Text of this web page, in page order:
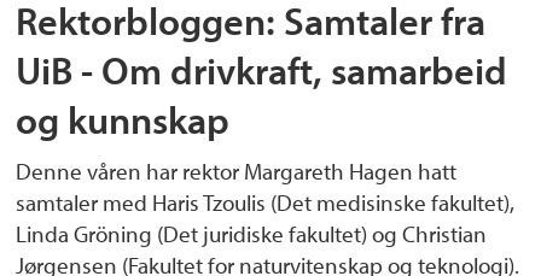
Rektorbloggen: Samtaler fra
UiB - Om drivkraft, samarbeid
og kunnskap
Denne våren har rektor Margareth Hagen hatt
samtaler med Haris Tzoulis (Det medisinske fakultet),
Linda Gröning (Det juridiske fakultet) og Christian
Jørgensen (Fakultet for naturvitenskap og teknologi).